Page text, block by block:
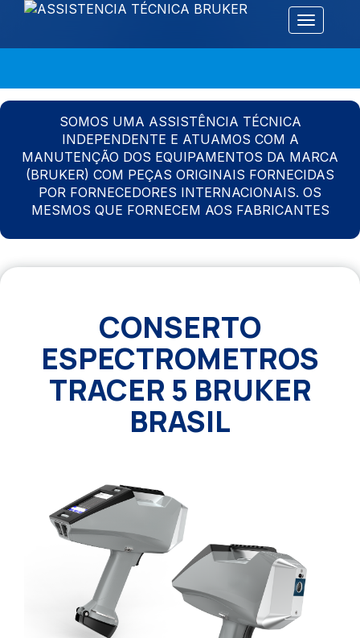
Alternar
SOMOS UMA ASSISTÊNCIA TÉCNICA
INDEPENDENTE E ATUAMOS COM A
MANUTENÇÃO DOS EQUIPAMENTOS DA MARCA
(BRUKER) COM PEÇAS ORIGINAIS FORNECIDAS
POR FORNECEDORES INTERNACIONAIS. OS
MESMOS QUE FORNECEM AOS FABRICANTES
CONSERTO
ESPECTROMETROS
TRACER 5 BRUKER
BRASIL